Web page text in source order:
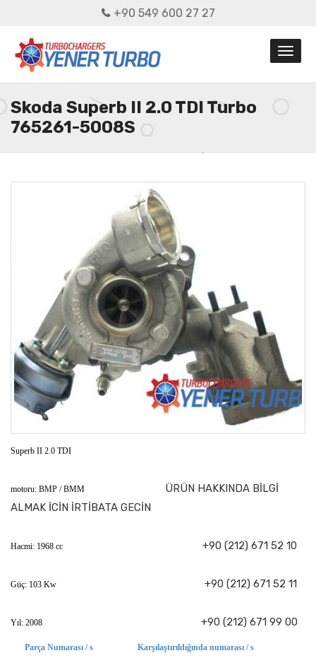
+90 549 600 27 27
Skoda Superb II 2.0 TDI Turbo
765261-5008S
Superb II 2.0 TDI
motoru: BMP / BMM ÜRÜN HAKKINDA BİLGİ
ALMAK İCİN İRTİBATA GECİN
Hacmi: 1968 cc +90 (212) 671 52 10
Güç: 103 Kw +90 (212) 671 52 11
Yıl: 2008 +90 (212) 671 99 00
Parça Numarası / s Karşılaştırıldığında numarası / s